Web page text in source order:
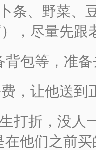
条、野菜、
，尽量先跟
背包等，准
，让他送到
打折，没人
他们之前